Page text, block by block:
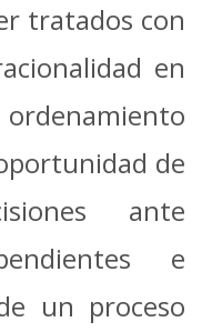
tratados con
en
de
ante
e
un proceso